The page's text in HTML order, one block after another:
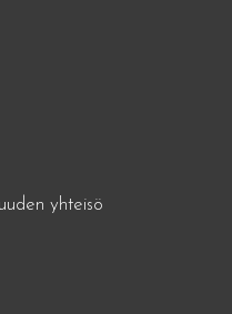
yhteisö